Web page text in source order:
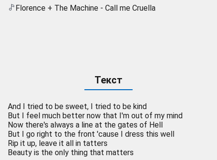
Florence + The Machine - Call me Cruella
Текст
And I tried to be sweet, I tried to be kind
But I feel much better now that I'm out of my mind
Now there's always a line at the gates of Hell
But I go right to the front 'cause I dress this well
Rip it up, leave it all in tatters
Beauty is the only thing that matters